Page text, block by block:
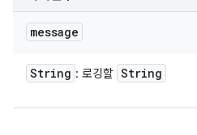
message
String : 로깅할 String